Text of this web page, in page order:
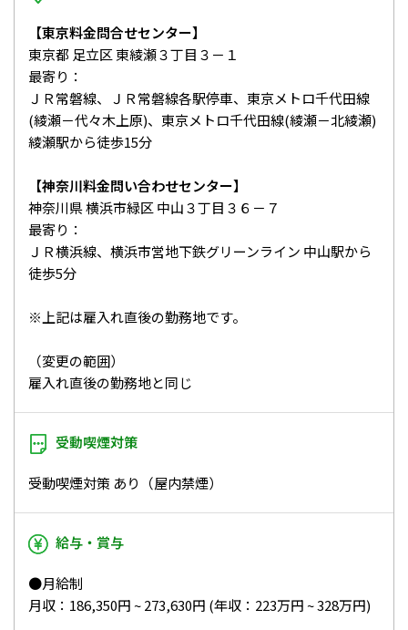
【東京料金問合せセンター】
東京都 足立区 東綾瀬３丁目３－１
最寄り：
ＪＲ常磐線、ＪＲ常磐線各駅停車、東京メトロ千代田線
(綾瀬－代々木上原)、東京メトロ千代田線(綾瀬－北綾瀬)
綾瀬駅から徒歩15分
【神奈川料金問い合わせセンター】
神奈川県 横浜市緑区 中山３丁目３６－７
最寄り：
ＪＲ横浜線、横浜市営地下鉄グリーンライン 中山駅から
徒歩5分
※上記は雇入れ直後の勤務地です。
（変更の範囲）
雇入れ直後の勤務地と同じ
受動喫煙対策
受動喫煙対策 あり（屋内禁煙）
給与・賞与
●月給制
月収：186,350円 ~ 273,630円 (年収：223万円 ~ 328万円)